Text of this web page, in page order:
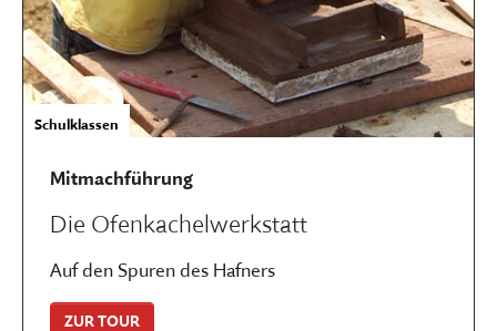
Schulklassen
Mitmachführung
Die Ofenkachelwerkstatt
Auf den Spuren des Hafners
ZUR TOUR